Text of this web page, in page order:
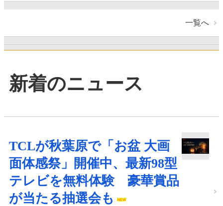
一覧へ
新着のニュース
TCLが秋葉原で「お盆 大画
面体感祭」開催中、最新98型
テレビを無料体験 豪華賞品
が当たる抽選会も